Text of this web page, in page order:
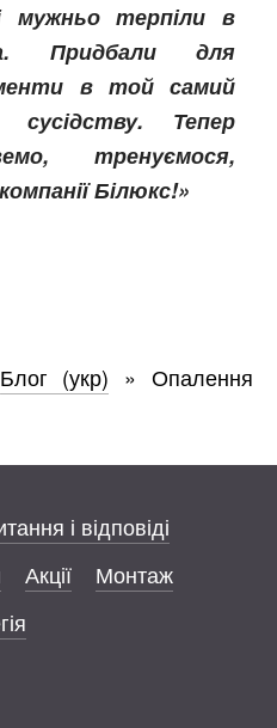
мужньо терпіли в
Придбали для
в той самий
Тепер
тренуємося,
Білюкс!»
Блог (укр) »Опалення
і відповіді
Акції
Монтаж